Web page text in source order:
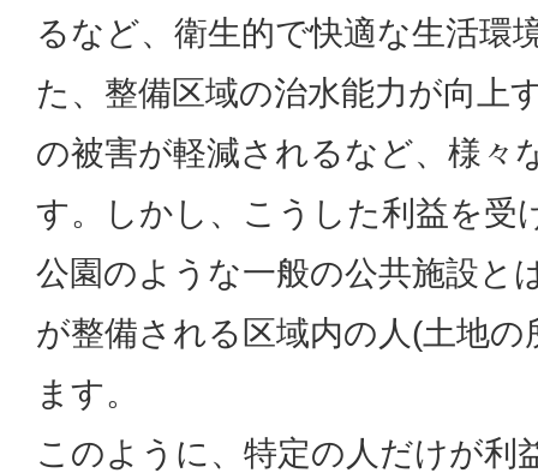
るなど、衛生的で快適な生活環
た、整備区域の治水能力が向上
の被害が軽減されるなど、様々
す。しかし、こうした利益を受
公園のような一般の公共施設と
が整備される区域内の人(土地
ます。
このように、特定の人だけが利